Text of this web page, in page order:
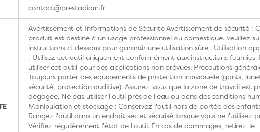
contact@prestadiam.fr
Avertissement et Informations de Sécurité Avertissement de sécurité :
produit est destiné à un usage professionnel ou domestique. Veuillez
instructions ci-dessous pour garantir une utilisation sûre : Utilisation
: Utilisez cet outil uniquement conformément aux instructions fournies.
utiliser cet outil pour des applications non prévues. Précautions
Toujours porter des équipements de protection individuelle (gants,
sécurité, protection auditive). Assurez-vous que la zone de travail est
dégagée. Ne pas utiliser l'outil près de l'eau ou dans des conditions
Manipulation et stockage : Conservez l'outil hors de portée des
Rangez l'outil dans un endroit sec et sécurisé lorsque vous ne l'utilisez
Vérifiez régulièrement l'état de l'outil. En cas de dommages, retirez-le